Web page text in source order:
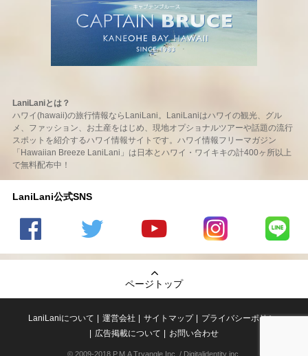
LaniLaniとは？
ハワイ(hawaii)の旅行情報ならLaniLani。LaniLaniはハワイの観光、グル
メ、ファッション、お土産をはじめ、現地オプショナルツアーや話題の流行
スポットを紹介するハワイ情報サイトです。ハワイ情報フリーマガジン
「Hawaiian Breeze LaniLani」は日本とハワイ・ワイキキの計400ヶ所以上
で無料配布中！
LaniLani公式SNS
の
のtwitter
の
Youtube
チャンネ
LaniLani
LaniLani
ページトップ
LaniLaniについて 運営会社 サイトマップ
プライバシーポリシー
広告掲載について
お問い合わせ
© 2009-2018 P.M.A Tryangle,Inc. / Digitalidentity inc.